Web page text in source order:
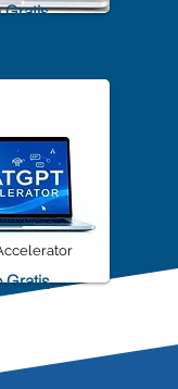
Gratis
Gratis